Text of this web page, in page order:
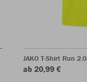
JAKO T-Shirt Run 2.0
ab 20,99 €